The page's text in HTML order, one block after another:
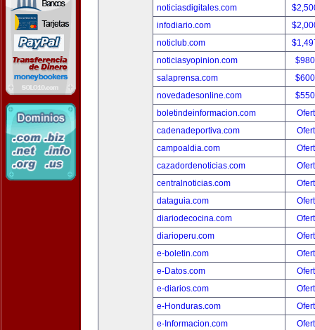
noticiasdigitales.com
infodiario.com
noticlub.com
noticiasyopinion.com
salaprensa.com
novedadesonline.com
boletindeinformacion.com
cadenadeportiva.com
campoaldia.com
cazadordenoticias.com
centralnoticias.com
dataguia.com
diariodecocina.com
diarioperu.com
e-boletin.com
e-Datos.com
e-diarios.com
e-Honduras.com
e-Informacion.com